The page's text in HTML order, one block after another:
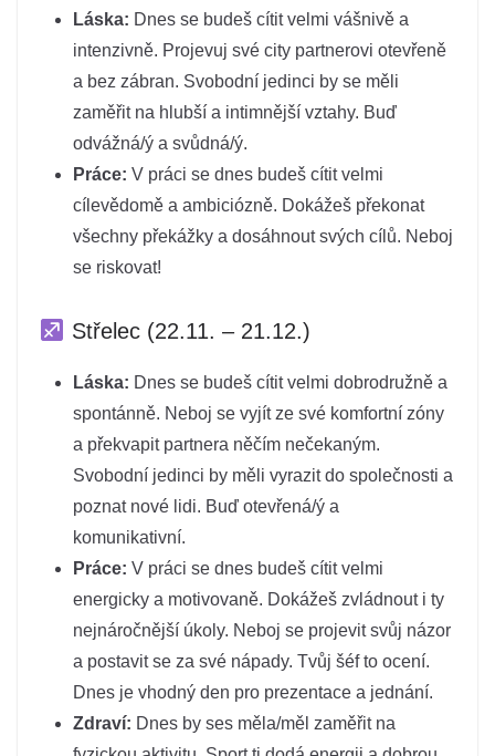
Láska: Dnes se budeš cítit velmi vášnivě a
intenzivně. Projevuj své city partnerovi otevřeně
a bez zábran. Svobodní jedinci by se měli
zaměřit na hlubší a intimnější vztahy. Buď
odvážná/ý a svůdná/ý.
Práce: V práci se dnes budeš cítit velmi
cílevědomě a ambiciózně. Dokážeš překonat
všechny překážky a dosáhnout svých cílů. Neboj
se riskovat!
Střelec (22.11. – 21.12.)
Láska: Dnes se budeš cítit velmi dobrodružně a
spontánně. Neboj se vyjít ze své komfortní zóny
a překvapit partnera něčím nečekaným.
Svobodní jedinci by měli vyrazit do společnosti a
poznat nové lidi. Buď otevřená/ý a
komunikativní.
Práce: V práci se dnes budeš cítit velmi
energicky a motivovaně. Dokážeš zvládnout i ty
nejnáročnější úkoly. Neboj se projevit svůj názor
a postavit se za své nápady. Tvůj šéf to ocení.
Dnes je vhodný den pro prezentace a jednání.
Zdraví: Dnes by ses měla/měl zaměřit na